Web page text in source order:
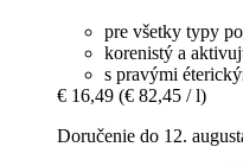
pre všetky typy
korenistý a
s pravými
€ 16,49 (€ 82,45 / l)
Doručenie do 12.